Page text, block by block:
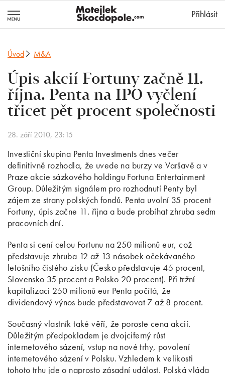
Přihlásit
Úvod M&A
Úpis akcií Fortuny začně 11.
října. Penta na IPO vyčlení
třicet pět procent společnosti
28. září 2010, 23:15
Investiční skupina Penta Investments dnes večer
definitivně rozhodla, že uvede na burzy ve Varšavě a v
Praze akcie sázkového holdingu Fortuna Entertainment
Group. Důležitým signálem pro rozhodnutí Penty byl
zájem ze strany polských fondů. Penta uvolní 35 procent
Fortuny, úpis začne 11. října a bude probíhat zhruba sedm
pracovních dní.
Penta si cení celou Fortunu na 250 milionů eur, což
představuje zhruba 12 až 13 násobek očekávaného
letošního čistého zisku (Česko představuje 45 procent,
Slovensko 35 procent a Polsko 20 procent). Při tržní
kapitalizaci 250 milionů eur Penta počítá, že
dividendový výnos bude představovat 7 až 8 procent.
Současný vlastník také věří, že poroste cena akcií.
Důležitým předpokladem je dvojciferný růst
internetového sázení, vstup na nové trhy, povolení
internetového sázení v Polsku. Vzhledem k velikosti
tohoto trhu jde o naprosto zásadní událost. Polská vláda